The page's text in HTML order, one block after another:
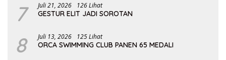
7 Juli 21, 2026 126 Lihat
GESTUR ELIT JADI SOROTAN
8 Juli 13, 2026 125 Lihat
ORCA SWIMMING CLUB PANEN 65 MEDALI